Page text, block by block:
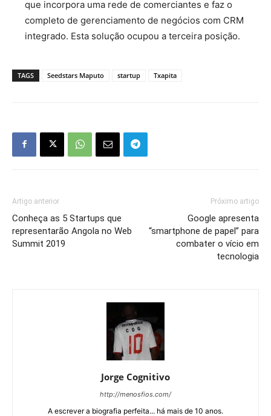
que incorpora uma rede de comerciantes e faz o
completo de gerenciamento de negócios com CRM
integrado. Esta solução ocupou a terceira posição.
TAGS Seedstars Maputo startup Txapita
Artigo anterior
Conheça as 5 Startups que
representarão Angola no Web
Summit 2019
Próximo artigo
Google apresenta
“smartphone de papel” para
combater o vício em
tecnologia
Jorge Cognitivo
http://menosfios.com/
A escrever a biografia perfeita... há mais de 10 anos.